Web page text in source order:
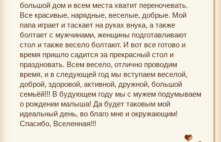
большой дом и всем места хватит переночевать.
Все красивые, нарядные, веселые, добрые. Мой
папа играет и таскает на руках внука, а также
болтает с мужчинами, женщины подготавливают
стол и также весело болтают. И вот все готово и
время пришло садится за прекрасный стол и
праздновать. Всем весело, отлично проводим
время, и в следующей год мы вступаем веселой,
доброй, здоровой, активной, дружной, большой
семьёй!!! В будующем году мы с мужем подумываем
о рождении малыша! Да будет таковым мой
идеальный день, во благо мне и окружающим!
Спасибо, Вселенная!!!